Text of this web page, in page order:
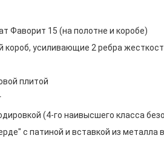
Фаворит 15 (на полотне и коробе)
усиливающие 2 ребра
плитой
(4-го наивысшего класса
с патиной и вставкой из металла